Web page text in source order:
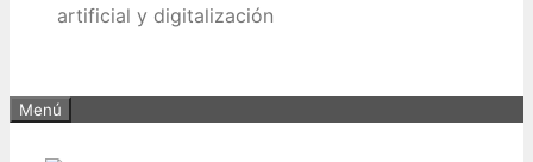
artificial y digitalización
Menú